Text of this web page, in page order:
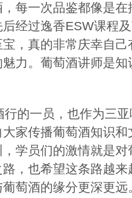
每一次品鉴都像是
经过逸香ESW课程
，真的非常庆幸自
力。葡萄酒讲师是
的一员，也作为三
家传播葡萄酒知识
学员们的激情就是
，也希望这条路越
萄酒的缘分更深更远